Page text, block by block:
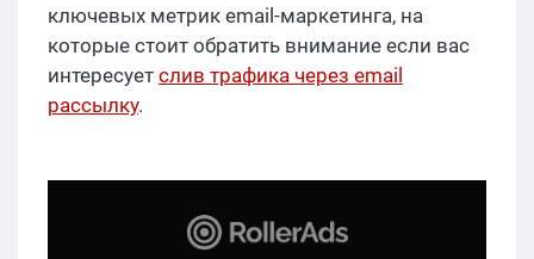
ключевых метрик email-маркетинга, на
которые стоит обратить внимание если вас
интересует слив трафика через email
рассылку.